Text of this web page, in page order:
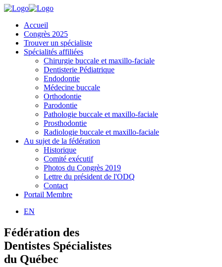
Accueil
Congrès 2025
Trouver un spécialiste
Spécialités affiliées
Chirurgie buccale et maxillo-faciale
Dentisterie Pédiatrique
Endodontie
Médecine buccale
Orthodontie
Parodontie
Pathologie buccale et maxillo-faciale
Prosthodontie
Radiologie buccale et maxillo-faciale
Au sujet de la fédération
Historique
Comité exécutif
Photos du Congrès 2019
Lettre du président de l'ODQ
Contact
Portail Membre
EN
Fédération des
Dentistes Spécialistes
du Québec